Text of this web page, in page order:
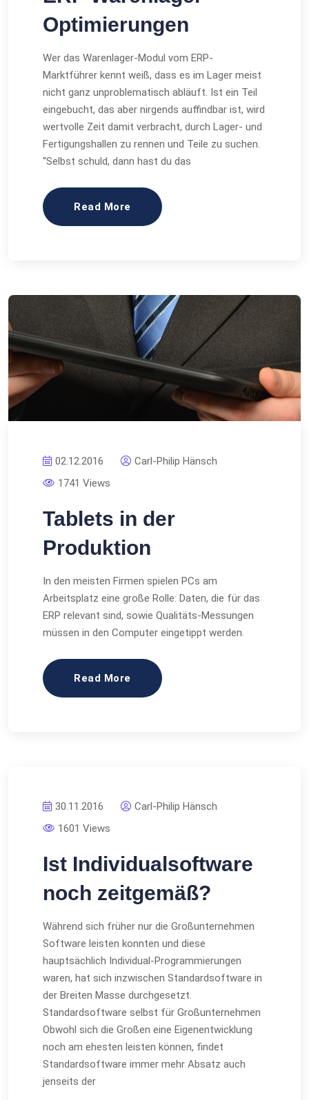
Optimierungen
Wer das Warenlager-Modul vom ERP-
Marktführer kennt weiß, dass es im Lager meist
nicht ganz unproblematisch abläuft. Ist ein Teil
eingebucht, das aber nirgends auffindbar ist, wird
wertvolle Zeit damit verbracht, durch Lager- und
Fertigungshallen zu rennen und Teile zu suchen.
“Selbst schuld, dann hast du das
Read More
02.12.2016
Carl-Philip Hänsch
1741 Views
Tablets in der
Produktion
In den meisten Firmen spielen PCs am
Arbeitsplatz eine große Rolle: Daten, die für das
ERP relevant sind, sowie Qualitäts-Messungen
müssen in den Computer eingetippt werden.
Read More
30.11.2016
Carl-Philip Hänsch
1601 Views
Ist Individualsoftware
noch zeitgemäß?
Während sich früher nur die Großunternehmen
Software leisten konnten und diese
hauptsächlich Individual-Programmierungen
waren, hat sich inzwischen Standardsoftware in
der Breiten Masse durchgesetzt.
Standardsoftware selbst für Großunternehmen
Obwohl sich die Großen eine Eigenentwicklung
noch am ehesten leisten können, findet
Standardsoftware immer mehr Absatz auch
jenseits der